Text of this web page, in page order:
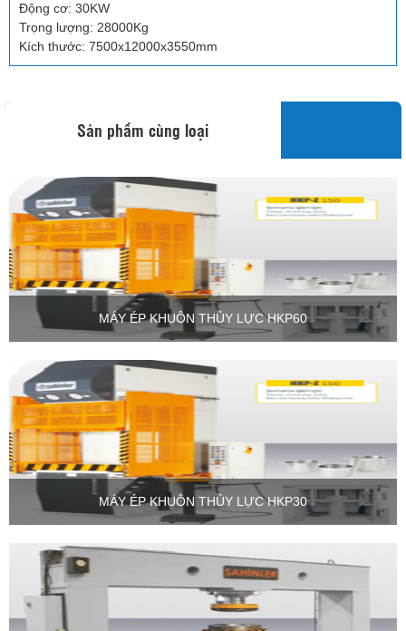
Động cơ: 30KW
Trọng lượng: 28000Kg
Kích thước: 7500x12000x3550mm
Sản phẩm cùng loại
MÁY ÉP KHUÔN THỦY LỰC HKP60
MÁY ÉP KHUÔN THỦY LỰC HKP30